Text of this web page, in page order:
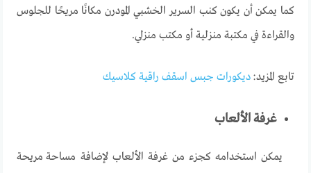
كما يمكن أن يكون كنب السرير الخشبي المودرن مكانًا مريحًا للجلوس
والقراءة في مكتبة منزلية أو مكتب منزلي.
تابع المزيد:ديكورات جبس اسقف راقية كلاسيك
غرفة الألعاب
يمكن استخدامه كجزء من غرفة الألعاب لإضافة مساحة مريحة